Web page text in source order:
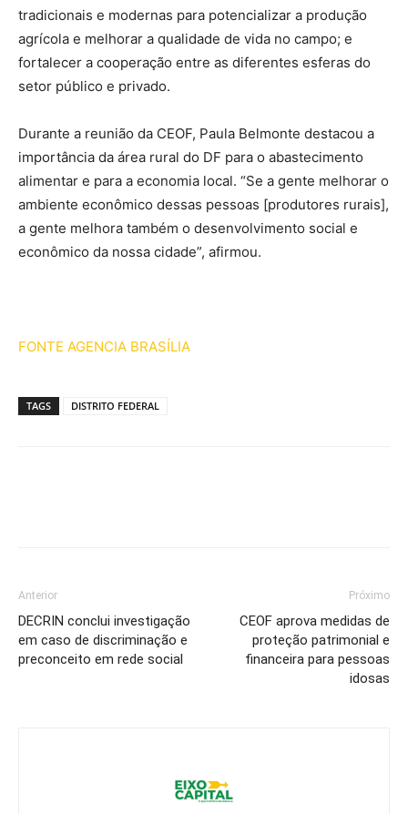
tradicionais e modernas para potencializar a produção
agrícola e melhorar a qualidade de vida no campo; e
fortalecer a cooperação entre as diferentes esferas do
setor público e privado.
Durante a reunião da CEOF, Paula Belmonte destacou a
importância da área rural do DF para o abastecimento
alimentar e para a economia local. “Se a gente melhorar o
ambiente econômico dessas pessoas [produtores rurais],
a gente melhora também o desenvolvimento social e
econômico da nossa cidade”, afirmou.
FONTE AGENCIA BRASÍLIA
TAGS DISTRITO FEDERAL
Anterior
DECRIN conclui investigação
em caso de discriminação e
preconceito em rede social
Próximo
CEOF aprova medidas de
proteção patrimonial e
financeira para pessoas
idosas